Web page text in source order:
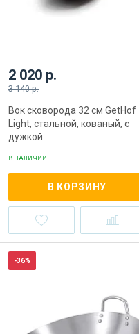
2 020 р.
3 140 р.
Вок сковорода 32 см GetHof
Light, стальной, кованый, с
дужкой
В НАЛИЧИИ
В КОРЗИНУ
-36%